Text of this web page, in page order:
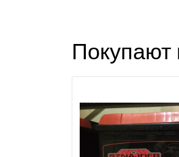
Покупают